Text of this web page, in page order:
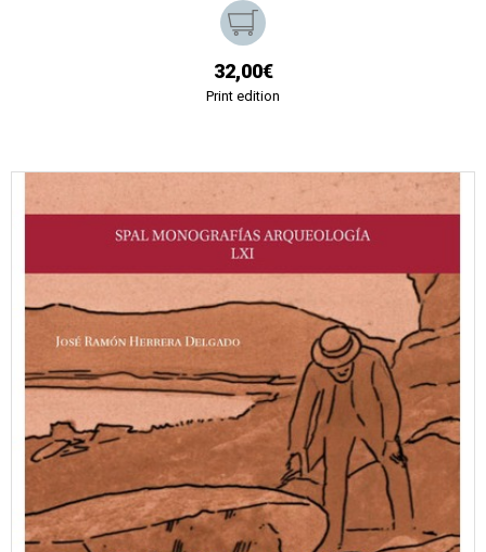
32,00€
Print edition